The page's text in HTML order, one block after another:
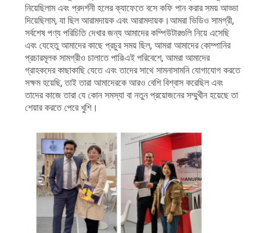
নিয়েছিলাম এবং প্রদর্শনী হলের ক্যাফেতে বসে কফি পান করার সময় আড্ডা
দিয়েছিলাম, যা ছিল আরামদায়ক এবং আরামদায়ক।আমরা ভিডিও সামগ্রী,
সর্বশেষ পণ্য পরিচিতি দেখার জন্য আমাদের কম্পিউটারগুলি নিয়ে এসেছি
এবং যেহেতু আমাদের কাছে প্রচুর সময় ছিল, আমরা আমাদের কোম্পানির
প্রচারমূলক সামগ্রীও চালাতে পারি৷এই পরিবেশে, আমরা আমাদের
গ্রাহকদের কাছাকাছি যেতে এবং তাদের সাথে সামনাসামনি যোগাযোগ করতে
সক্ষম হয়েছি, তাই তারা আমাদেরকে আরও বেশি বিশ্বাস করেছিল এবং
তাদের কাজে তারা যে কোন সমস্যা বা নতুন প্রয়োজনের সম্মুখীন হয়েছে তা
শেয়ার করতে পেরে খুশি।